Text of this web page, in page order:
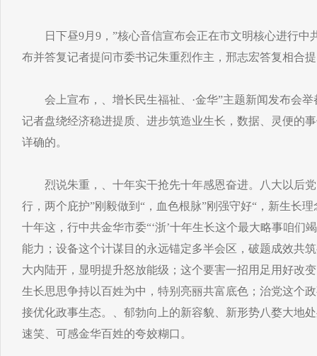
日下昼9月9，”核心音信宣布会正在市文明核心进行中共
布并答复记者提问市委书记朱重烈作主，邢志宏答复相合
会上宣布，、增长民生福祉、·金华”主题新闻发布会举
记者盘绕经济稳进提质、进步筑造业生长，数据、灵便的
详确的。
烈说朱重，、十年实干抢先十年感恩奋进。八大以后党
行，两个庇护”刚毅做到“，血色根脉”刚强守好“，新生长
十年这，行中共金华市委“‘浙’十年生长这个最大略事咱们
能力；设备这个计谋目的永远锚定多半会区，破题成效共
大内陆开，显明提升怒放能级；这个要害一招用足用好改
生长思思争持以百姓为中，特别亮丽共富底色；治党这个
接优化政事生态。、郁勃向上的新容貌、新形势八婺大地
速笑、可感金华百姓的夸姣糊口。